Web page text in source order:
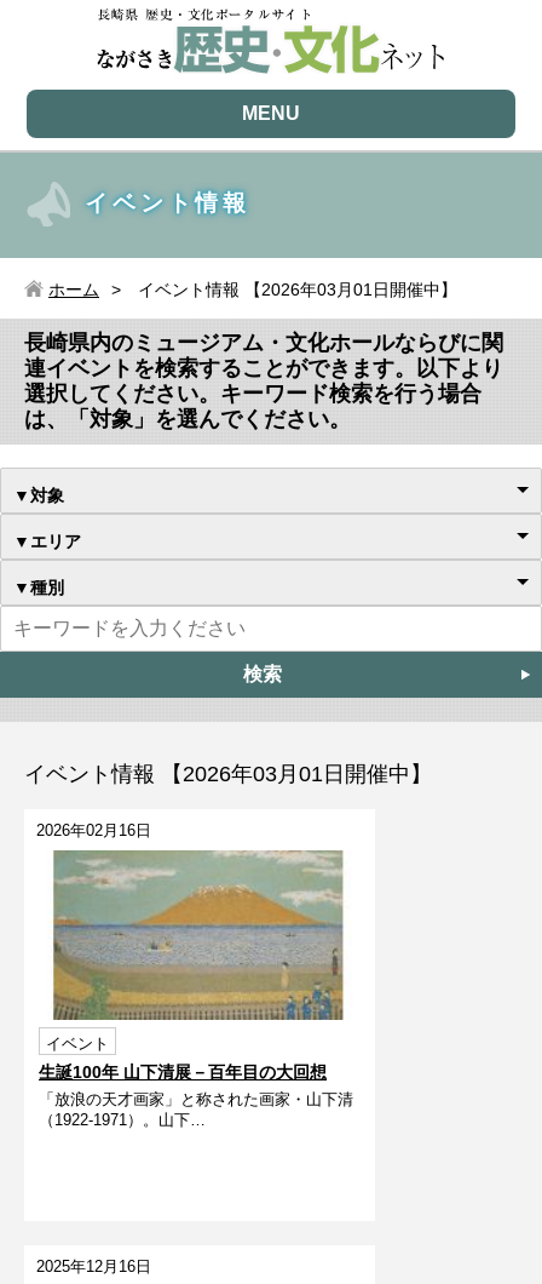
MENU
イベント情報
ホーム イベント情報 【2026年03月01日開催中】
長崎県内のミュージアム・文化ホールならびに関
連イベントを検索することができます。以下より
選択してください。キーワード検索を行う場合
は、「対象」を選んでください。
▼対象
▼エリア
▼種別
イベント情報 【2026年03月01日開催中】
2026年02月16日
イベント
生誕100年 山下清展－百年目の大回想
「放浪の天才画家」と称された画家・山下清
（1922-1971）。山下…
2025年12月16日